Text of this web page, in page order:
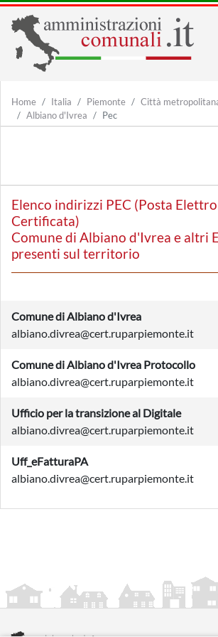
Home Italia Piemonte
Città
Albiano d'Ivrea
Pec
Elenco indirizzi PEC (Posta
Certificata)
Comune di Albiano d'Ivrea e altri
presenti sul territorio
Comune di Albiano d'Ivrea
albiano.divrea@cert.ruparpiemonte.it
Comune di Albiano d'Ivrea Protocollo
albiano.divrea@cert.ruparpiemonte.it
Ufficio per la transizione al Digitale
albiano.divrea@cert.ruparpiemonte.it
Uff_eFatturaPA
albiano.divrea@cert.ruparpiemonte.it